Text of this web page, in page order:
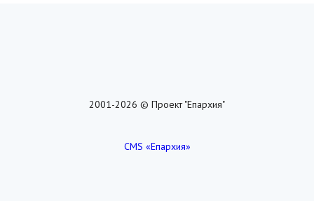
2001-2026 © Проект "Епархия"
CMS «Епархия»